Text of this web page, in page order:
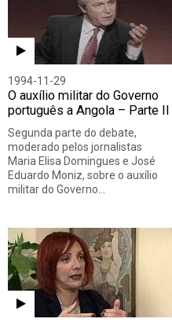
1994-11-29
O auxílio militar do Governo
português a Angola – Parte II
Segunda parte do debate,
moderado pelos jornalistas
Maria Elisa Domingues e José
Eduardo Moniz, sobre o auxílio
militar do Governo…